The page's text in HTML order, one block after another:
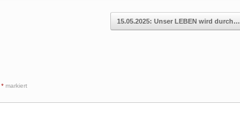
15.05.2025: Unser LEBEN wird durch…
* markiert